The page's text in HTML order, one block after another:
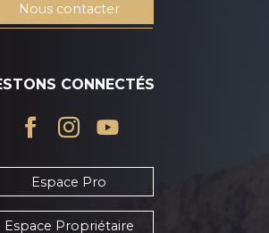
Nous contacter
CONNECTÉS
Espace Pro
Espace Propriétaire